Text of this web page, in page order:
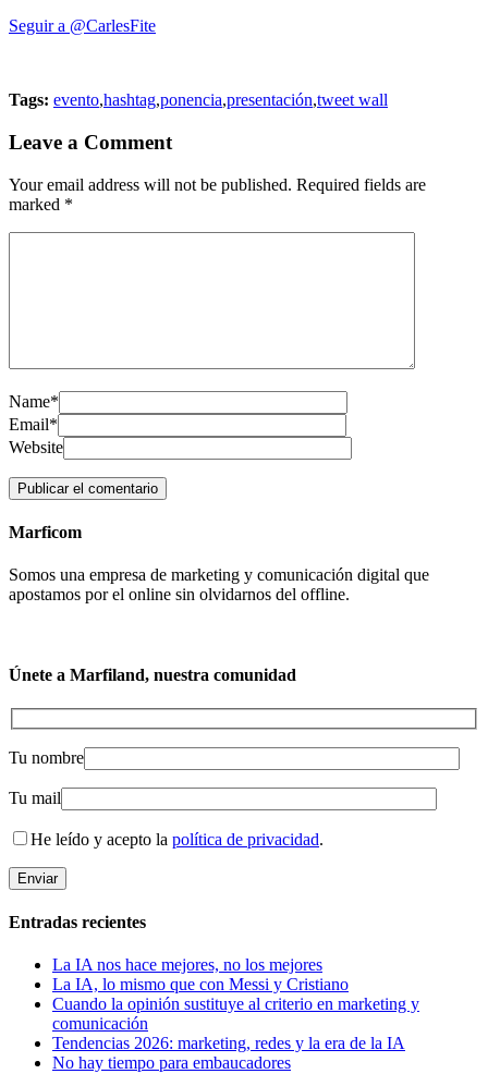
Seguir a @CarlesFite
Tags: evento,hashtag,ponencia,presentación,tweet wall
Leave a Comment
Your email address will not be published. Required fields are
marked *
Name*
Email*
Website
Marficom
Somos una empresa de marketing y comunicación digital que
apostamos por el online sin olvidarnos del offline.
Únete a Marfiland, nuestra comunidad
Tu nombre
Tu mail
He leído y acepto la política de privacidad.
Entradas recientes
La IA nos hace mejores, no los mejores
La IA, lo mismo que con Messi y Cristiano
Cuando la opinión sustituye al criterio en marketing y
comunicación
Tendencias 2026: marketing, redes y la era de la IA
No hay tiempo para embaucadores